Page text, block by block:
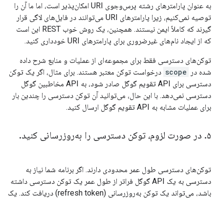
به عنوان پارامترهای رشته پرس‌وجوی URI امکان‌پذیر است، اما ما آن را
توصیه نمی‌کنیم، زیرا پارامترهای URI می‌توانند در فایل‌های لاگی قرار
گیرند که کاملاً ایمن نیستند. همچنین، یک روش خوب REST این است
که از ایجاد نام‌های غیرضروری برای پارامترهای URI خودداری کنید.
توکن‌های دسترسی فقط برای مجموعه‌ای از عملیات و منابع شرح داده
شده در
scope درخواست توکن معتبر هستند. برای مثال، اگر یک توکن
دسترسی برای API تقویم گوگل صادر شود، به API مخاطبین گوگل
دسترسی نمی‌دهد. با این حال، می‌توانید آن توکن دسترسی را چندین بار
برای عملیات مشابه به API تقویم گوگل ارسال کنید.
۵. در صورت لزوم، توکن دسترسی را به‌روزرسانی کنید.
توکن‌های دسترسی طول عمر محدودی دارند. اگر برنامه شما نیاز به
دسترسی به یک API گوگل فراتر از طول عمر یک توکن دسترسی داشته
باشد، می‌تواند یک توکن به‌روزرسانی (refresh token) دریافت کند. یک